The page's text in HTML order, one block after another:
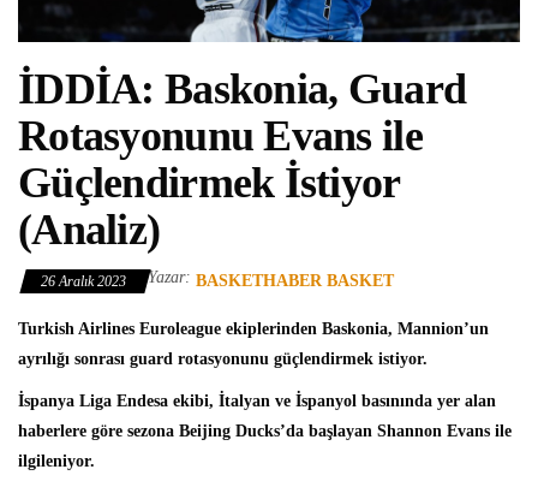
İDDİA: Baskonia, Guard
Rotasyonunu Evans ile
Güçlendirmek İstiyor
(Analiz)
26 Aralık 2023 Yazar: BASKETHABER BASKET
Turkish Airlines Euroleague ekiplerinden Baskonia, Mannion’un
ayrılığı sonrası guard rotasyonunu güçlendirmek istiyor.
İspanya Liga Endesa ekibi, İtalyan ve İspanyol basınında yer alan
haberlere göre sezona Beijing Ducks’da başlayan Shannon Evans ile
ilgileniyor.